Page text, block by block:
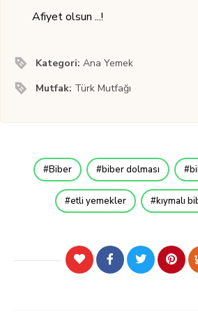
Afiyet olsun ...!
Kategori:Ana Yemek
Mutfak: Türk Mutfağı
Biber biber dolması
etli yemekler kıymalı